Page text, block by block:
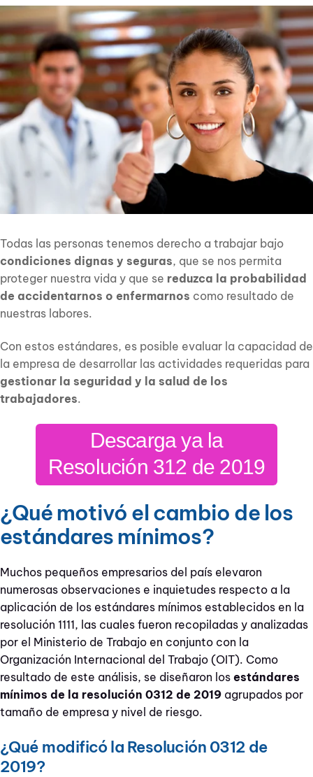
Todas las personas tenemos derecho a trabajar bajo
condiciones dignas y seguras, que se nos permita
proteger nuestra vida y que se reduzca la probabilidad
de accidentarnos o enfermarnos como resultado de
nuestras labores.
Con estos estándares, es posible evaluar la capacidad de
la empresa de desarrollar las actividades requeridas para
gestionar la seguridad y la salud de los
trabajadores.
Descarga ya la
Resolución 312 de 2019
¿Qué motivó el cambio de los
estándares mínimos?
Muchos pequeños empresarios del país elevaron
numerosas observaciones e inquietudes respecto a la
aplicación de los estándares mínimos establecidos en la
resolución 1111, las cuales fueron recopiladas y analizadas
por el Ministerio de Trabajo en conjunto con la
Organización Internacional del Trabajo (OIT). Como
resultado de este análisis, se diseñaron los estándares
mínimos de la resolución 0312 de 2019 agrupados por
tamaño de empresa y nivel de riesgo.
¿Qué modificó la Resolución 0312 de
2019?